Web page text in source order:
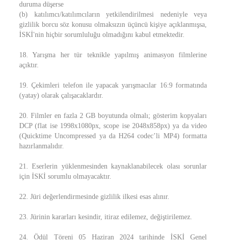
duruma düşerse
(b) katılımcı/katılımcıların yetkilendirilmesi nedeniyle veya
gizlilik borcu söz konusu olmaksızın üçüncü kişiye açıklanmışsa,
İSKİ'nin hiçbir sorumluluğu olmadığını kabul etmektedir.
18. Yarışma her tür teknikle yapılmış animasyon filmlerine
açıktır.
19. Çekimleri telefon ile yapacak yarışmacılar 16:9 formatında
(yatay) olarak çalışacaklardır.
20. Filmler en fazla 2 GB boyutunda olmalı; gösterim kopyaları
DCP (flat ise 1998x1080px, scope ise 2048x858px) ya da video
(Quicktime Uncompressed ya da H264 codec’li MP4) formatta
hazırlanmalıdır.
21. Eserlerin yüklenmesinden kaynaklanabilecek olası sorunlar
için İSKİ sorumlu olmayacaktır.
22. Jüri değerlendirmesinde gizlilik ilkesi esas alınır.
23. Jürinin kararları kesindir, itiraz edilemez, değiştirilemez.
24. Ödül Töreni 05 Haziran 2024 tarihinde İSKİ Genel